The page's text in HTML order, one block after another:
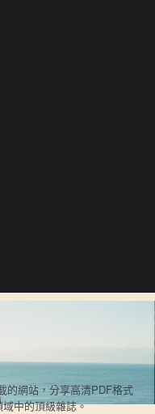
的網站，分享高清PDF格式
中的頂級雜誌。